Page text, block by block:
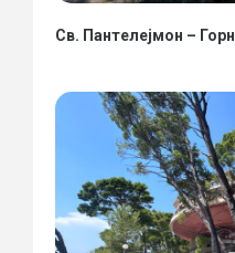
Св. Пантелејмон –